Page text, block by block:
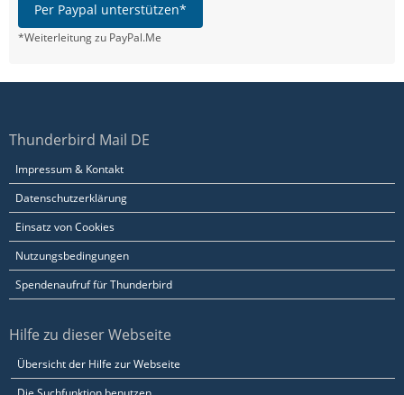
Per Paypal unterstützen*
*Weiterleitung zu PayPal.Me
Thunderbird Mail DE
Impressum & Kontakt
Datenschutzerklärung
Einsatz von Cookies
Nutzungsbedingungen
Spendenaufruf für Thunderbird
Hilfe zu dieser Webseite
Übersicht der Hilfe zur Webseite